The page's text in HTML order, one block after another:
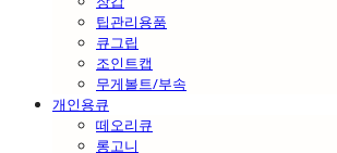
팁관리용품
큐그립
조인트캡
무게볼트/부속
개인용큐
떼오리큐
롱고니